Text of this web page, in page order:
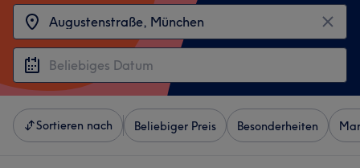
Sortieren nach Beliebiger Preis Besonderheiten